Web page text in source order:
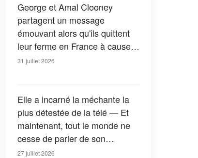
George et Amal Clooney
partagent un message
émouvant alors qu'ils quittent
leur ferme en France à cause
des feux de forêt — Tous les
31 juillet 2026
Elle a incarné la méchante la
plus détestée de la télé — Et
maintenant, tout le monde ne
cesse de parler de son
apparition dans la nouvelle
27 juillet 2026